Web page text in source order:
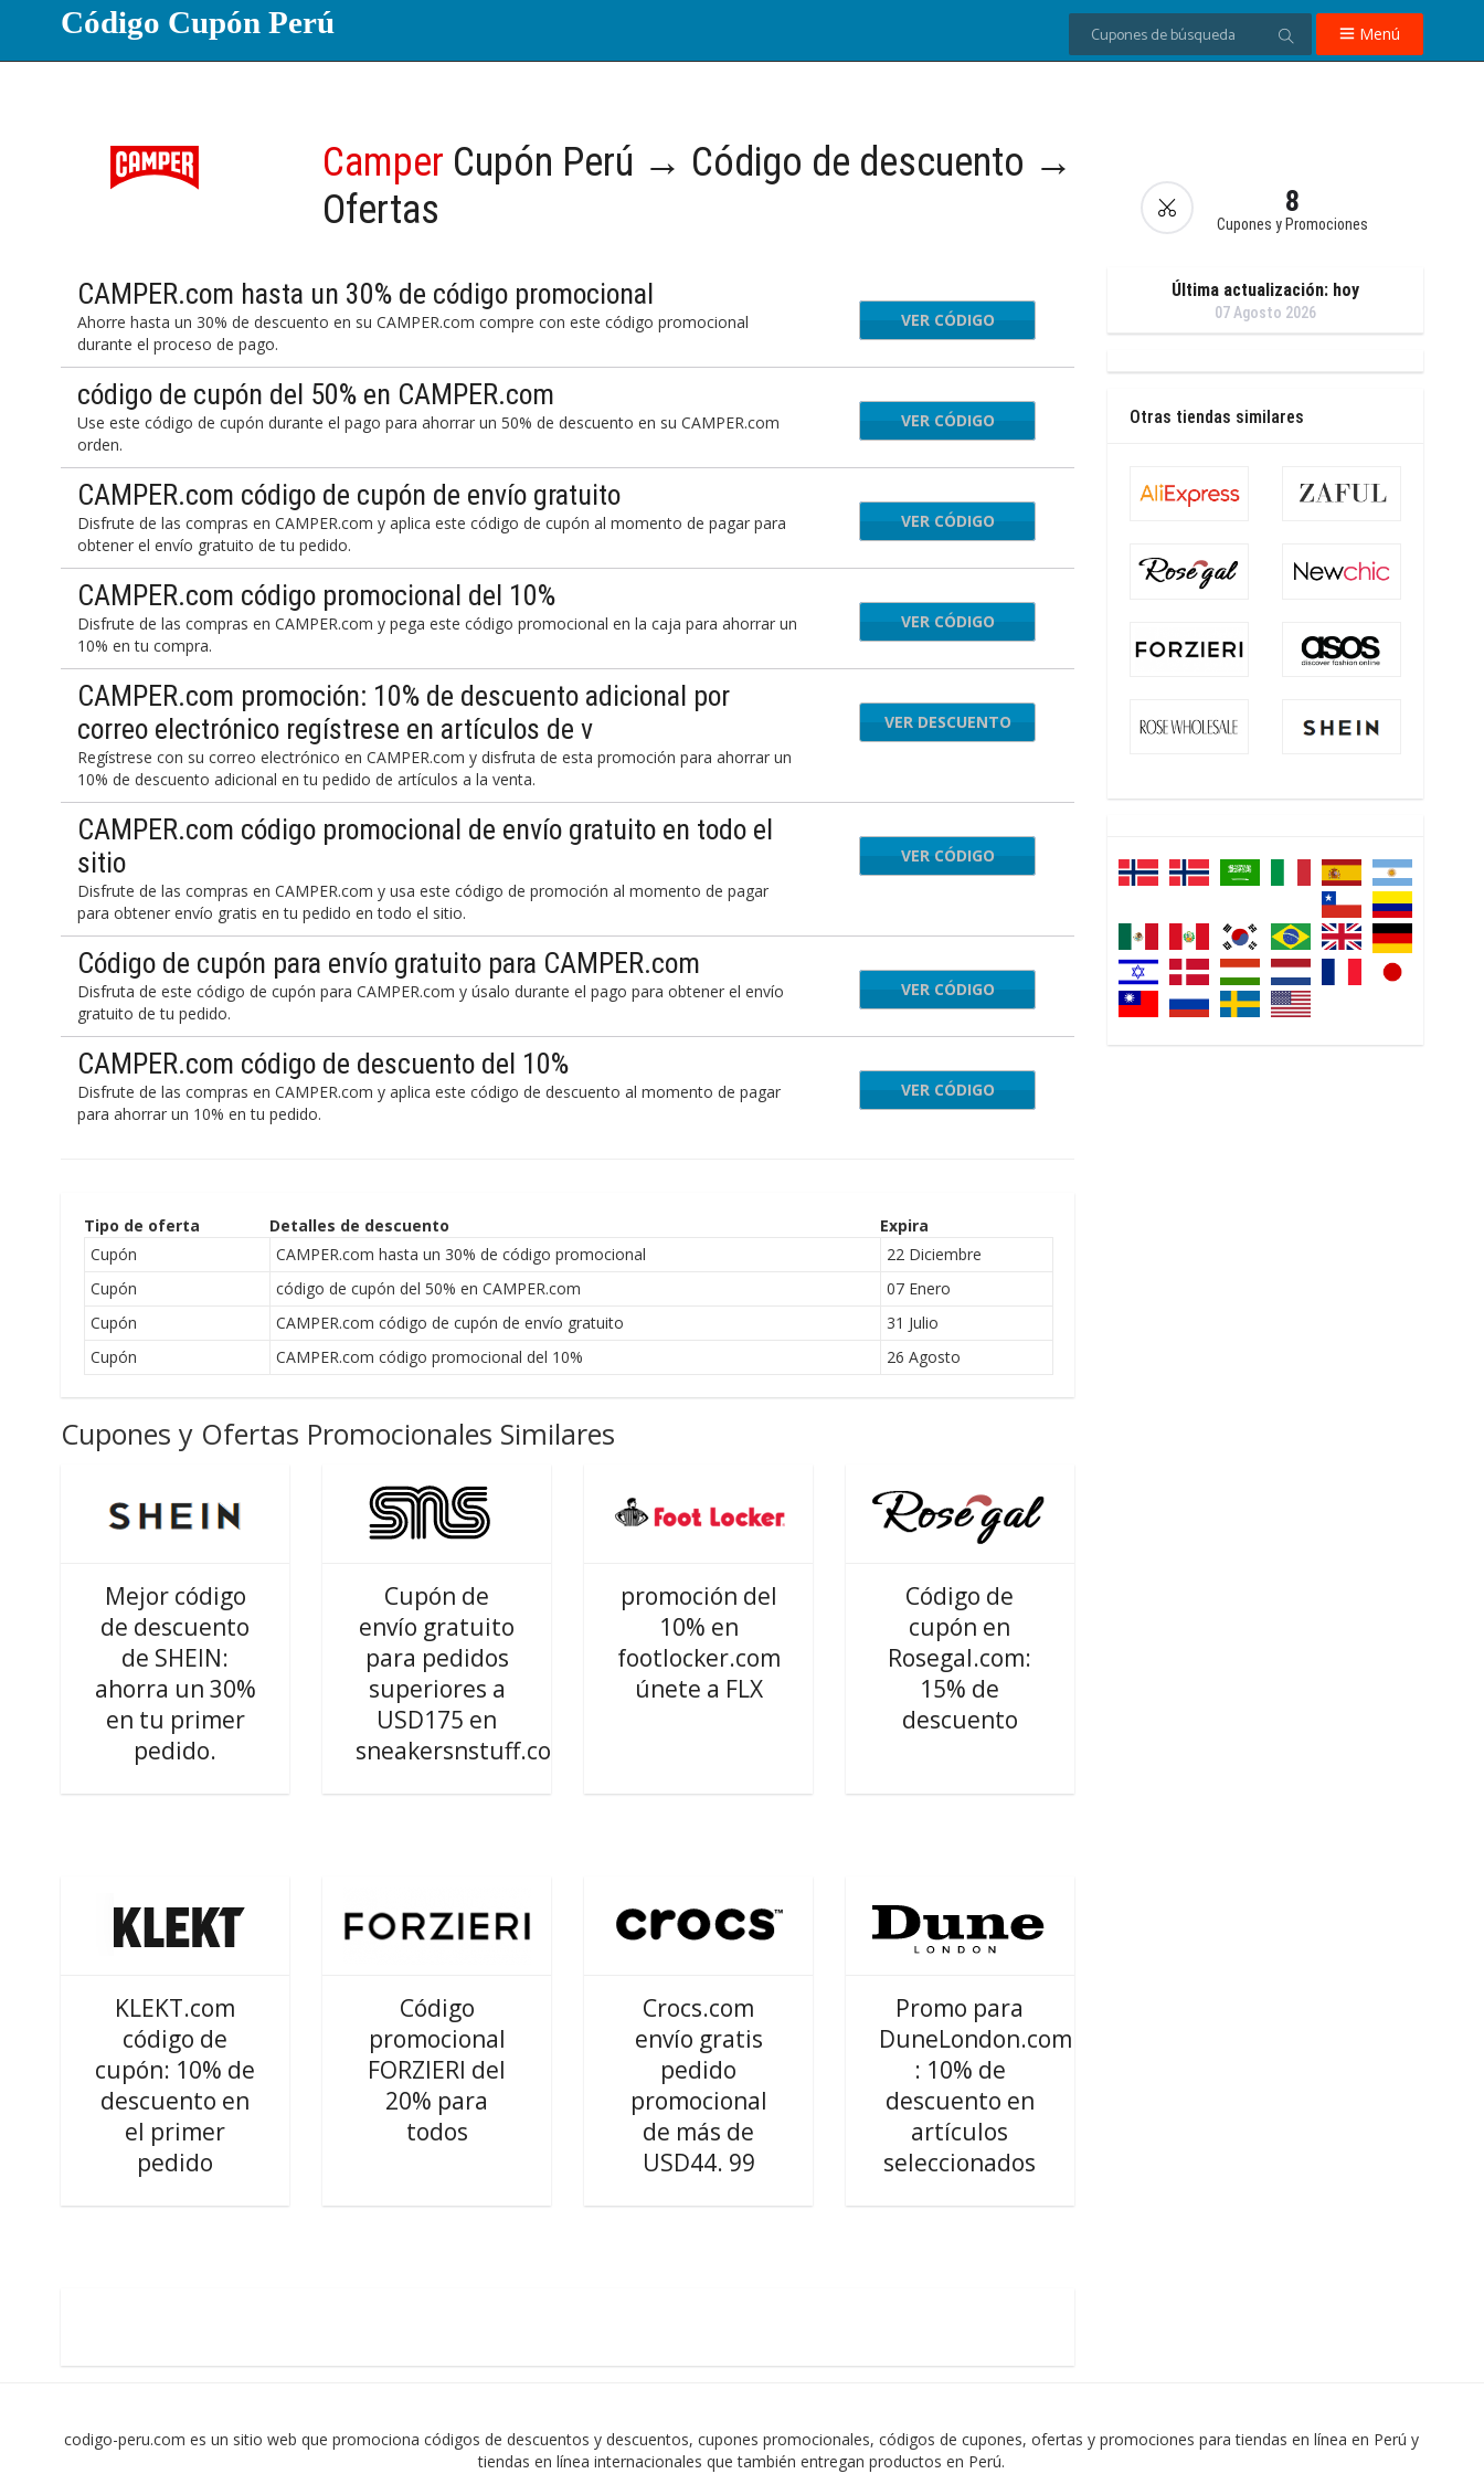
Código Cupón Perú Menú
Camper Cupón Perú → Código de descuento →
Ofertas
8
Cupones y Promociones
CAMPER.com hasta un 30% de código promocional
Ahorre hasta un 30% de descuento en su CAMPER.com compre con este código promocional
durante el proceso de pago.
785342C
VER CÓDIGO
código de cupón del 50% en CAMPER.com
Use este código de cupón durante el pago para ahorrar un 50% de descuento en su CAMPER.com
orden.
CTA2024
VER CÓDIGO
CAMPER.com código de cupón de envío gratuito
Disfrute de las compras en CAMPER.com y aplica este código de cupón al momento de pagar para
obtener el envío gratuito de tu pedido.
DCT9FES
VER CÓDIGO
CAMPER.com código promocional del 10%
Disfrute de las compras en CAMPER.com y pega este código promocional en la caja para ahorrar un
10% en tu compra.
754147A
VER CÓDIGO
CAMPER.com promoción: 10% de descuento adicional por
correo electrónico regístrese en artículos de v
Regístrese con su correo electrónico en CAMPER.com y disfruta de esta promoción para ahorrar un
10% de descuento adicional en tu pedido de artículos a la venta.
VER DESCUENTO
CAMPER.com código promocional de envío gratuito en todo el
sitio
Disfrute de las compras en CAMPER.com y usa este código de promoción al momento de pagar
para obtener envío gratis en tu pedido en todo el sitio.
PRESS21
VER CÓDIGO
Código de cupón para envío gratuito para CAMPER.com
Disfruta de este código de cupón para CAMPER.com y úsalo durante el pago para obtener el envío
gratuito de tu pedido.
PRESS21
VER CÓDIGO
CAMPER.com código de descuento del 10%
Disfrute de las compras en CAMPER.com y aplica este código de descuento al momento de pagar
para ahorrar un 10% en tu pedido.
754147A
VER CÓDIGO
Tipo de oferta Detalles de descuento
Expira
Cupón
CAMPER.com hasta un 30% de código promocional
22 Diciembre
Cupón
código de cupón del 50% en CAMPER.com
07 Enero
Cupón
CAMPER.com código de cupón de envío gratuito
31 Julio
Cupón
CAMPER.com código promocional del 10% 26 Agosto
Cupones y Ofertas Promocionales Similares
Mejor código
de descuento
de SHEIN:
ahorra un 30%
en tu primer
pedido.
Cupón de
envío gratuito
para pedidos
superiores a
USD175 en
sneakersnstuff.com
promoción del
10% en
footlocker.com
únete a FLX
Código de
cupón en
Rosegal.com:
15% de
descuento
KLEKT.com
código de
cupón: 10% de
descuento en
el primer
pedido
Código
promocional
FORZIERI del
20% para
todos
Crocs.com
envío gratis
pedido
promocional
de más de
USD44. 99
Promo para
DuneLondon.com
: 10% de
descuento en
artículos
seleccionados
Última actualización: hoy
07 Agosto 2026
Otras tiendas similares
codigo-peru.com es un sitio web que promociona códigos de descuentos y descuentos, cupones promocionales, códigos de cupones, ofertas y promociones para tiendas en línea en Perú y
tiendas en línea internacionales que también entregan productos en Perú.